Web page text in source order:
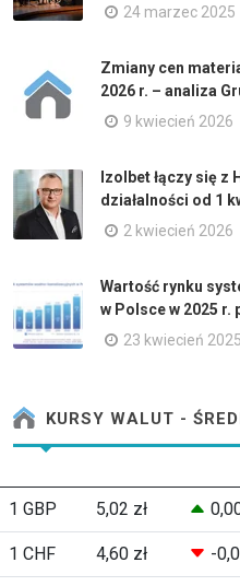
24 marzec 2025
Zmiany cen
2026 r. – analiza
9 kwiecień 2026
Izolbet łączy się
działalności od 1
2 kwiecień 2026
Wartość rynku
w Polsce w 2025 r.
23 kwiecień 2025
KURSY WALUT -
1 GBP 5,02 zł
1 CHF 4,60 zł -